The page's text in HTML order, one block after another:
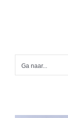
Ga naar...